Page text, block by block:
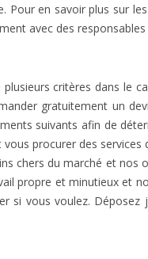
en savoir plus sur
avec des
critères dans le
gratuitement un
suivants afin de
procurer des
chers du marché et
propre et minutieux et
si vous voulez.